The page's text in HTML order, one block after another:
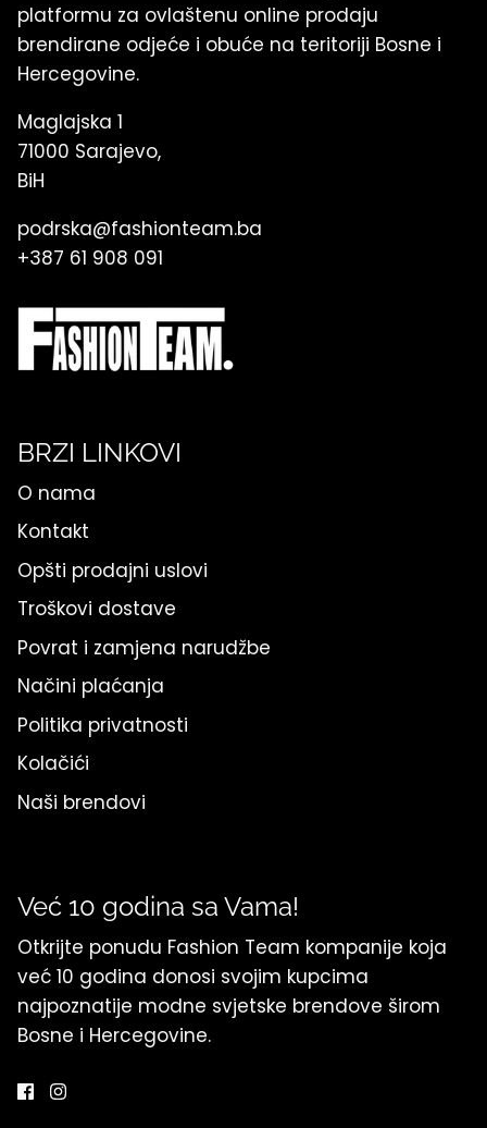
platformu za ovlaštenu online prodaju
brendirane odjeće i obuće na teritoriji Bosne i
Hercegovine.
Maglajska 1
71000 Sarajevo,
BiH
podrska@fashionteam.ba
+387 61 908 091
BRZI LINKOVI
O nama
Kontakt
Opšti prodajni uslovi
Troškovi dostave
Povrat i zamjena narudžbe
Načini plaćanja
Politika privatnosti
Kolačići
Naši brendovi
Već 10 godina sa Vama!
Otkrijte ponudu Fashion Team kompanije koja
već 10 godina donosi svojim kupcima
najpoznatije modne svjetske brendove širom
Bosne i Hercegovine.